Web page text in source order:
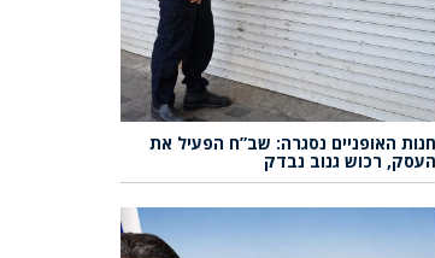
חנות האופניים נסגרה: שב”ח הפעיל את
העסק, רכוש גנוב נבדק